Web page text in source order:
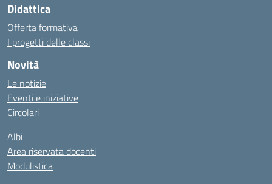
Didattica
Offerta formativa
I progetti delle classi
Novità
Le notizie
Eventi e iniziative
Circolari
Albi
Area riservata docenti
Modulistica